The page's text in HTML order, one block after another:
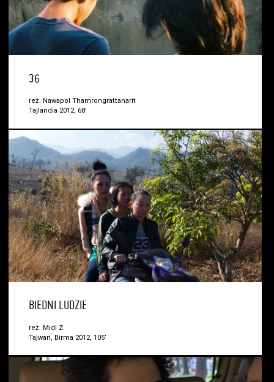
36
reż. Nawapol Thamrongrattanarit
Tajlandia 2012, 68’
BIEDNI LUDZIE
reż. Midi Z.
Tajwan, Birma 2012, 105’